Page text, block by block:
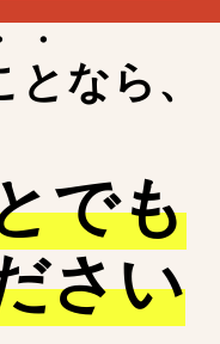
となら、
でも
さい